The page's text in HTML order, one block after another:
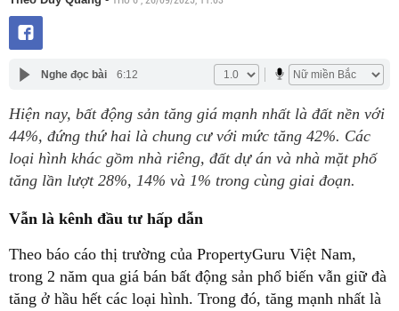
Nghe đọc bài 6:12
Hiện nay, bất động sản tăng giá mạnh nhất là đất nền với
44%, đứng thứ hai là chung cư với mức tăng 42%. Các
loại hình khác gồm nhà riêng, đất dự án và nhà mặt phố
tăng lần lượt 28%, 14% và 1% trong cùng giai đoạn.
Vẫn là kênh đầu tư hấp dẫn
Theo báo cáo thị trường của PropertyGuru Việt Nam,
trong 2 năm qua giá bán bất động sản phổ biến vẫn giữ đà
tăng ở hầu hết các loại hình. Trong đó, tăng mạnh nhất là